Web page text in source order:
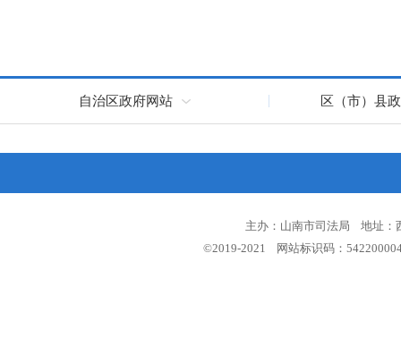
自治区政府网站 区（市）县
主办：山南市司法局 地址：
©2019-2021 网站标识码：